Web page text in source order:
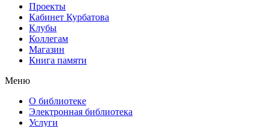
Проекты
Кабинет Курбатова
Клубы
Коллегам
Магазин
Книга памяти
Меню
О библиотеке
Электронная библиотека
Услуги